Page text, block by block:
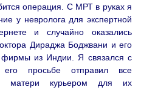
операция. С МРТ в руках я
у невролога для экспертной
и случайно оказались
Дираджа Боджвани и его
фирмы из Индии. Я связался с
просьбе отправил все
матери курьером для их